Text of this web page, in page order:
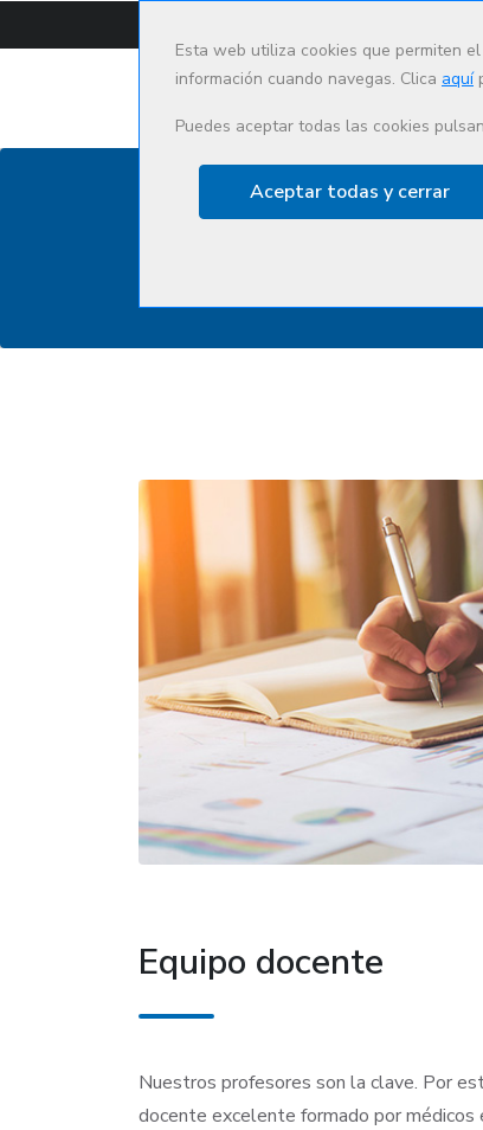
Esta web utiliza cookies que permiten
información cuando navegas. Clica aquí
Puedes aceptar todas las cookies
Aceptar todas y cerrar
Equipo docente
Nuestros profesores son la clave. Por
docente excelente formado por médicos